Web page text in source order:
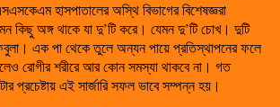
হাসপাতালের অস্থি বিভাগের বিশেষজ্ঞরা
কিছু অঙ্গ থাকে যা দু’টি করে। যেমন দু’টি চোখ। দুটি
এক পা থেকে তুলে অন্যন পায়ে প্রতিস্থাপনের ফলে
রোগীর শরীরে আর কোন সমস্যা থাকবে না। গত
প্রচেষ্টায় এই সার্জারি সফল ভাবে সম্পন্ন হয়।